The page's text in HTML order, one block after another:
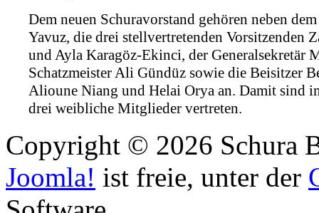
Dem neuen Schuravorstand gehören neben
Yavuz, die drei stellvertretenden Vorsitzenden
und Ayla Karagöz-Ekinci, der Generalsekretär
Schatzmeister Ali Gündüz sowie die Beisitzer
Alioune Niang und Helai Orya an. Damit sind
drei weibliche Mitglieder vertreten.
Copyright © 2026 Schura
Joomla! ist freie, unter der